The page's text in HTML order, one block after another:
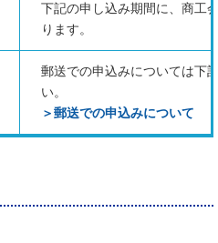
下記の申し込み期間に、商工
ります。
郵送での申込みについては下
い。
＞郵送での申込みについて